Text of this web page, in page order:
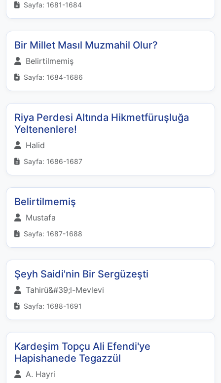
Sayfa: 1681-1684
Bir Millet Masıl Muzmahil Olur?
Belirtilmemiş
Sayfa: 1684-1686
Riya Perdesi Altında Hikmetfüruşluğa
Yeltenenlere!
Halid
Sayfa: 1686-1687
Belirtilmemiş
Mustafa
Sayfa: 1687-1688
Şeyh Saidi'nin Bir Sergüzeşti
Tahirü&#39;l-Mevlevi
Sayfa: 1688-1691
Kardeşim Topçu Ali Efendi'ye
Hapishanede Tegazzül
A. Hayri